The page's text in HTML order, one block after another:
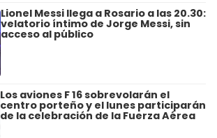
Lionel Messi llega a Rosario a las 20.30:
velatorio íntimo de Jorge Messi, sin
acceso al público
Los aviones F 16 sobrevolarán el
centro porteño y el lunes participarán
de la celebración de la Fuerza Aérea